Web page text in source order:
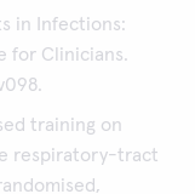
in Infections:
for Clinicians.
training on
respiratory-tract